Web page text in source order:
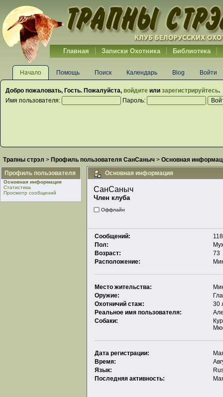
Главная Записки Охотника Библиотека
Начало Помощь Поиск Календарь Blog Войти
Добро пожаловать, Гость. Пожалуйста, войдите или зарегистрируйтесь.
Имя пользователя:
Пароль:
Трапны стрэл > Профиль пользователя СанСаныч > Основная
Профиль пользователя
Основная информация
Статистика
Просмотр сообщений
Основная информация
СанСаныч
Член клуба
Оффлайн
Сообщений:
Пол:
Возраст:
73
Расположение:
Место жительства:
Оружие:
Охотничий стаж:
30
Реальное имя пользователя:
Собаки:
Дата регистрации:
Время:
Язык:
Последняя активность: